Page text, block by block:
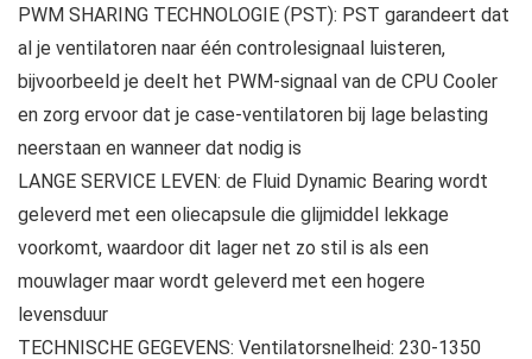
PWM SHARING TECHNOLOGIE (PST): PST garandeert dat
al je ventilatoren naar één controlesignaal luisteren,
bijvoorbeeld je deelt het PWM-signaal van de CPU Cooler
en zorg ervoor dat je case-ventilatoren bij lage belasting
neerstaan en wanneer dat nodig is
LANGE SERVICE LEVEN: de Fluid Dynamic Bearing wordt
geleverd met een oliecapsule die glijmiddel lekkage
voorkomt, waardoor dit lager net zo stil is als een
mouwlager maar wordt geleverd met een hogere
levensduur
TECHNISCHE GEGEVENS: Ventilatorsnelheid: 230-1350